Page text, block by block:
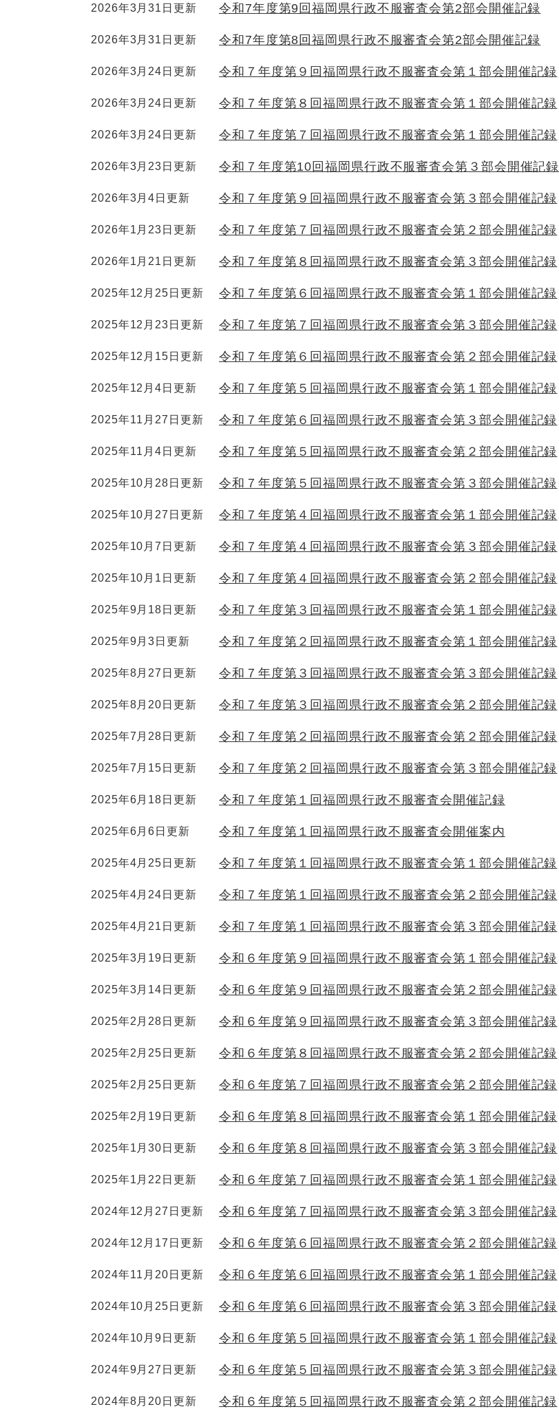
2026年3月31日更新 令和7年度第9回福岡県行政不服審査会第2部会開催記録
2026年3月31日更新 令和7年度第8回福岡県行政不服審査会第2部会開催記録
2026年3月24日更新 令和７年度第９回福岡県行政不服審査会第１部会開催記録
2026年3月24日更新 令和７年度第８回福岡県行政不服審査会第１部会開催記録
2026年3月24日更新 令和７年度第７回福岡県行政不服審査会第１部会開催記録
2026年3月23日更新 令和７年度第10回福岡県行政不服審査会第３部会開催記録
2026年3月4日更新 令和７年度第９回福岡県行政不服審査会第３部会開催記録
2026年1月23日更新 令和７年度第７回福岡県行政不服審査会第２部会開催記録
2026年1月21日更新 令和７年度第８回福岡県行政不服審査会第３部会開催記録
2025年12月25日更新 令和７年度第６回福岡県行政不服審査会第１部会開催記録
2025年12月23日更新 令和７年度第７回福岡県行政不服審査会第３部会開催記録
2025年12月15日更新 令和７年度第６回福岡県行政不服審査会第２部会開催記録
2025年12月4日更新 令和７年度第５回福岡県行政不服審査会第１部会開催記録
2025年11月27日更新 令和７年度第６回福岡県行政不服審査会第３部会開催記録
2025年11月4日更新 令和７年度第５回福岡県行政不服審査会第２部会開催記録
2025年10月28日更新 令和７年度第５回福岡県行政不服審査会第３部会開催記録
2025年10月27日更新 令和７年度第４回福岡県行政不服審査会第１部会開催記録
2025年10月7日更新 令和７年度第４回福岡県行政不服審査会第３部会開催記録
2025年10月1日更新 令和７年度第４回福岡県行政不服審査会第２部会開催記録
2025年9月18日更新 令和７年度第３回福岡県行政不服審査会第１部会開催記録
2025年9月3日更新 令和７年度第２回福岡県行政不服審査会第１部会開催記録
2025年8月27日更新 令和７年度第３回福岡県行政不服審査会第３部会開催記録
2025年8月20日更新 令和７年度第３回福岡県行政不服審査会第２部会開催記録
2025年7月28日更新 令和７年度第２回福岡県行政不服審査会第２部会開催記録
2025年7月15日更新 令和７年度第２回福岡県行政不服審査会第３部会開催記録
2025年6月18日更新 令和７年度第１回福岡県行政不服審査会開催記録
2025年6月6日更新 令和７年度第１回福岡県行政不服審査会開催案内
2025年4月25日更新 令和７年度第１回福岡県行政不服審査会第１部会開催記録
2025年4月24日更新 令和７年度第１回福岡県行政不服審査会第２部会開催記録
2025年4月21日更新 令和７年度第１回福岡県行政不服審査会第３部会開催記録
2025年3月19日更新 令和６年度第９回福岡県行政不服審査会第１部会開催記録
2025年3月14日更新 令和６年度第９回福岡県行政不服審査会第２部会開催記録
2025年2月28日更新 令和６年度第９回福岡県行政不服審査会第３部会開催記録
2025年2月25日更新 令和６年度第８回福岡県行政不服審査会第２部会開催記録
2025年2月25日更新 令和６年度第７回福岡県行政不服審査会第２部会開催記録
2025年2月19日更新 令和６年度第８回福岡県行政不服審査会第１部会開催記録
2025年1月30日更新 令和６年度第８回福岡県行政不服審査会第３部会開催記録
2025年1月22日更新 令和６年度第７回福岡県行政不服審査会第１部会開催記録
2024年12月27日更新 令和６年度第７回福岡県行政不服審査会第３部会開催記録
2024年12月17日更新 令和６年度第６回福岡県行政不服審査会第２部会開催記録
2024年11月20日更新 令和６年度第６回福岡県行政不服審査会第１部会開催記録
2024年10月25日更新 令和６年度第６回福岡県行政不服審査会第３部会開催記録
2024年10月9日更新 令和６年度第５回福岡県行政不服審査会第１部会開催記録
2024年9月27日更新 令和６年度第５回福岡県行政不服審査会第３部会開催記録
2024年8月20日更新 令和６年度第５回福岡県行政不服審査会第２部会開催記録